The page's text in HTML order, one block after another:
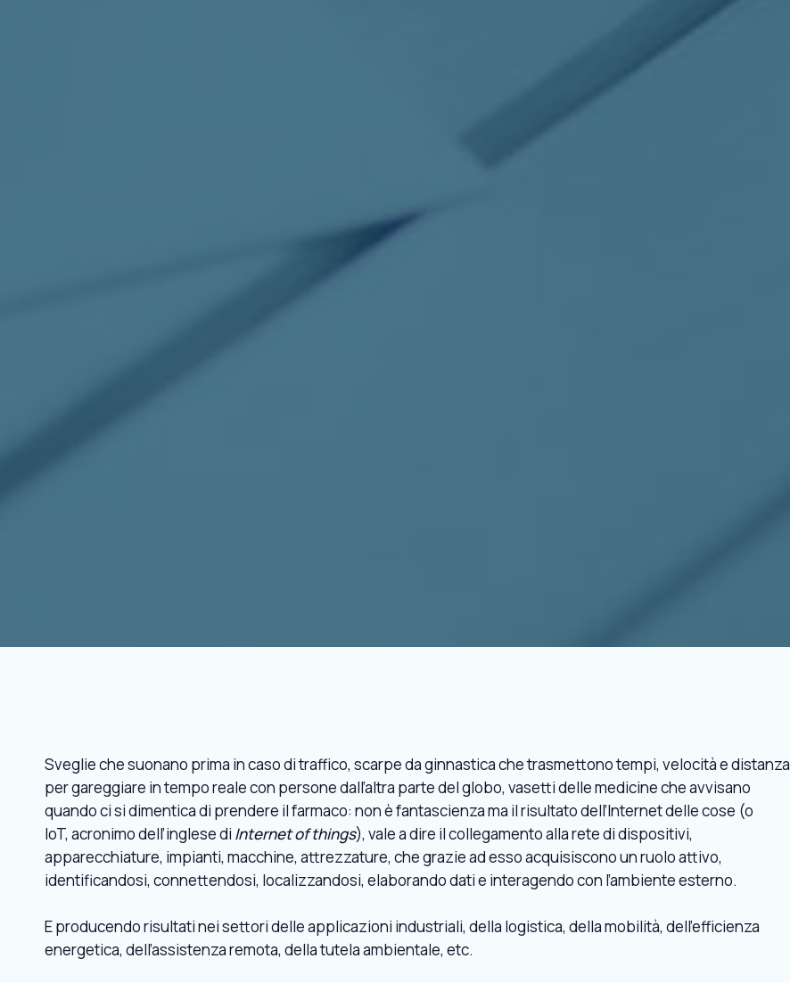
Sveglie che suonano prima in caso di traffico, scarpe da ginnastica che trasmettono tempi, velocità e distanza
per gareggiare in tempo reale con persone dall’altra parte del globo, vasetti delle medicine che avvisano
quando ci si dimentica di prendere il farmaco: non è fantascienza ma il risultato dell’Internet delle cose (o
IoT, acronimo dell’inglese di Internet of things), vale a dire il collegamento alla rete di dispositivi,
apparecchiature, impianti, macchine, attrezzature, che grazie ad esso acquisiscono un ruolo attivo,
identificandosi, connettendosi, localizzandosi, elaborando dati e interagendo con l’ambiente esterno.
E producendo risultati nei settori delle applicazioni industriali, della logistica, della mobilità, dell’efficienza
energetica, dell’assistenza remota, della tutela ambientale, etc.